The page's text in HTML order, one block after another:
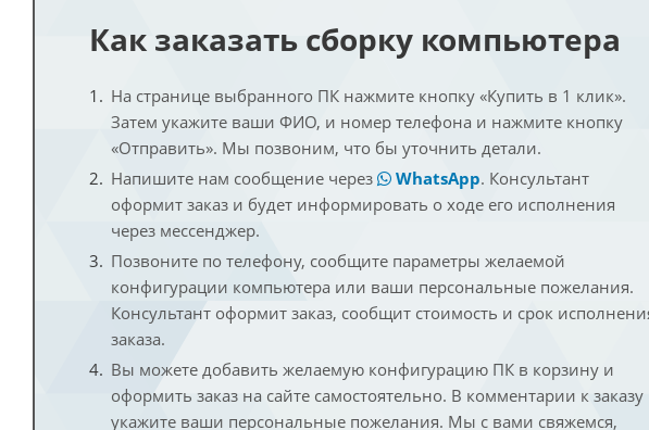
Как заказать сборку компьютера
На странице выбранного ПК нажмите кнопку «Купить в 1 клик».
Затем укажите ваши ФИО, и номер телефона и нажмите кнопку
«Отправить». Мы позвоним, что бы уточнить детали.
Напишите нам сообщение через
WhatsApp. Консультант
оформит заказ и будет информировать о ходе его исполнения
через мессенджер.
Позвоните по телефону, сообщите параметры желаемой
конфигурации компьютера или ваши персональные пожелания.
Консультант оформит заказ, сообщит стоимость и срок
заказа.
Вы можете добавить желаемую конфигурацию ПК в корзину и
оформить заказ на сайте самостоятельно. В комментарии к заказу
укажите ваши персональные пожелания. Мы с вами свяжемся,